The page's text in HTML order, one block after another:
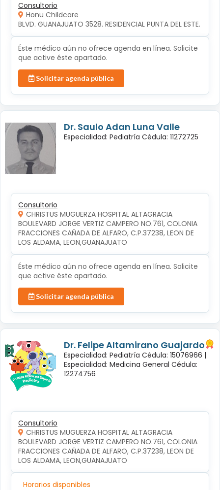
Consultorio
Honu Childcare
BLVD. GUANAJUATO 3528. RESIDENCIAL PUNTA DEL ESTE.
Éste médico aún no ofrece agenda en línea. Solicite
que active éste apartado.
Solicitar agenda pública
Dr. Saulo Adan Luna Valle
Especialidad: Pediatría Cédula: 11272725
Consultorio
CHRISTUS MUGUERZA HOSPITAL ALTAGRACIA
BOULEVARD JORGE VERTIZ CAMPERO NO.761, COLONIA
FRACCIONES CAÑADA DE ALFARO, C.P.37238, LEON DE
LOS ALDAMA, LEON,GUANAJUATO
Éste médico aún no ofrece agenda en línea. Solicite
que active éste apartado.
Solicitar agenda pública
Dr. Felipe Altamirano Guajardo
Especialidad: Pediatría Cédula: 15076966 |
Especialidad: Medicina General Cédula:
12274756
Consultorio
CHRISTUS MUGUERZA HOSPITAL ALTAGRACIA
BOULEVARD JORGE VERTIZ CAMPERO NO.761, COLONIA
FRACCIONES CAÑADA DE ALFARO, C.P.37238, LEON DE
LOS ALDAMA, LEON,GUANAJUATO
Horarios disponibles